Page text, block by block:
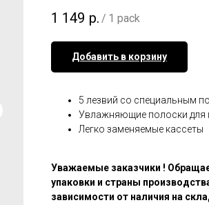
1 149 р. / 1 pack
Добавить в корзину
5 лезвий со специальным
Увлажняющие полоски для
Легко заменяемые кассеты
Уважаемые заказчики !
упаковки и страны
зависимости от наличия на